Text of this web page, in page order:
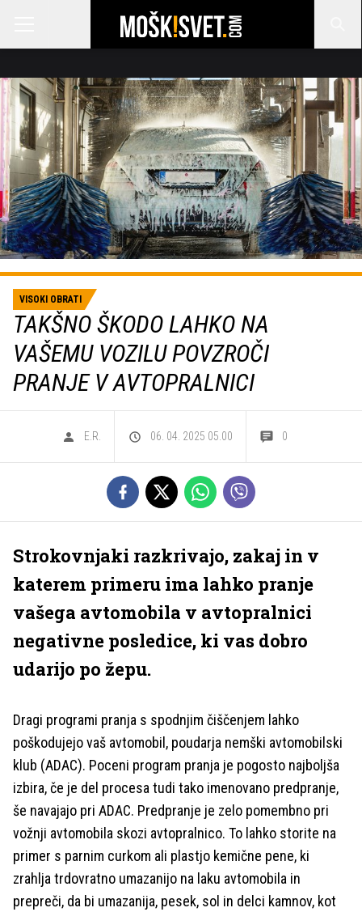
VISOKI OBRATI
TAKŠNO ŠKODO LAHKO NA
VAŠEMU VOZILU POVZROČI
PRANJE V AVTOPRALNICI
E.R. 06. 04. 2025 05.00 0
Strokovnjaki razkrivajo, zakaj in v
katerem primeru ima lahko pranje
vašega avtomobila v avtopralnici
negativne posledice, ki vas dobro
udarijo po žepu.
Dragi programi pranja s spodnjim čiščenjem lahko
poškodujejo vaš avtomobil, poudarja nemški avtomobilski
klub (ADAC). Poceni program pranja je pogosto najboljša
izbira, če je del procesa tudi tako imenovano predpranje,
še navajajo pri ADAC. Predpranje je zelo pomembno pri
vožnji avtomobila skozi avtopralnico. To lahko storite na
primer s parnim curkom ali plastjo kemične pene, ki
zrahlja trdovratno umazanijo na laku avtomobila in
prepreči, da bi umazanija, pesek, sol in delci kamnov, kot